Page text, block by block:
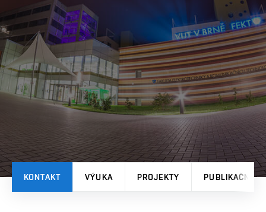
KONTAKT VÝUKA PROJEKTY PUBLIKAČNÍ